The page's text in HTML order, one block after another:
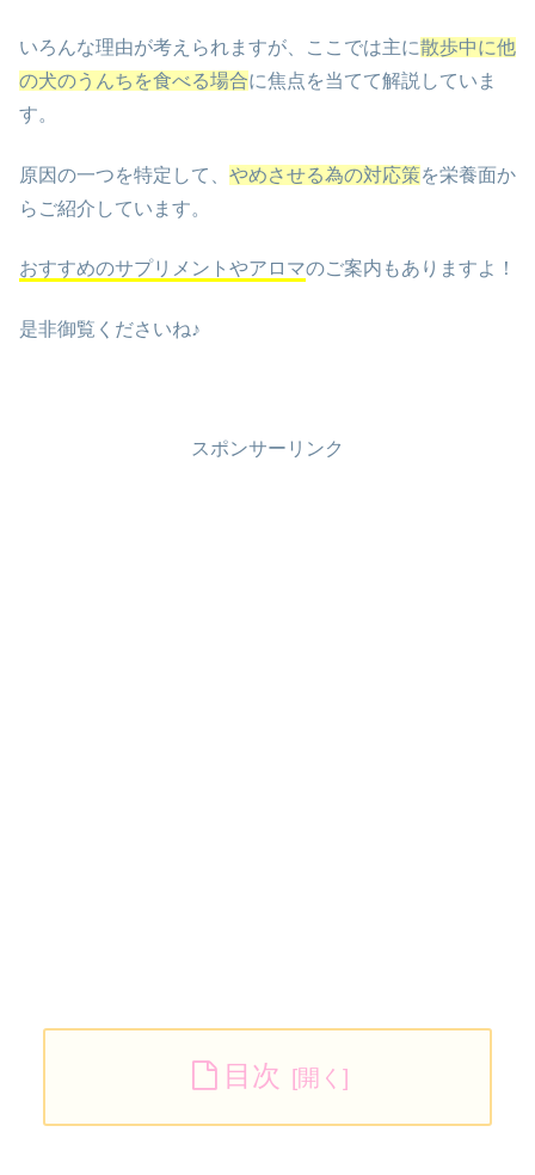
いろんな理由が考えられますが、ここでは主に散歩中に他
の犬のうんちを食べる場合に焦点を当てて解説していま
す。
原因の一つを特定して、 やめさせる為の対応策を栄養面か
らご紹介しています。
おすすめのサプリメントやアロマのご案内もありますよ！
是非御覧くださいね♪
スポンサーリンク
目次